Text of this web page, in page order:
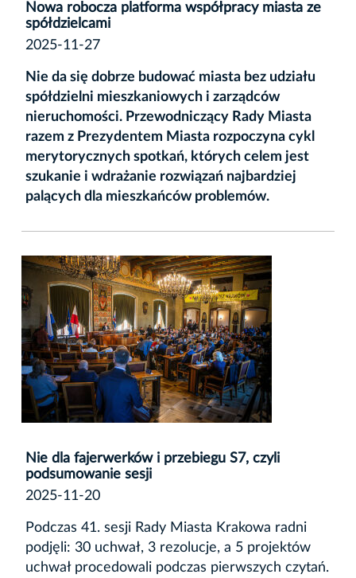
Nowa robocza platforma współpracy miasta ze
spółdzielcami
2025-11-27
Nie da się dobrze budować miasta bez udziału
spółdzielni mieszkaniowych i zarządców
nieruchomości. Przewodniczący Rady Miasta
razem z Prezydentem Miasta rozpoczyna cykl
merytorycznych spotkań, których celem jest
szukanie i wdrażanie rozwiązań najbardziej
palących dla mieszkańców problemów.
Nie dla fajerwerków i przebiegu S7, czyli
podsumowanie sesji
2025-11-20
Podczas 41. sesji Rady Miasta Krakowa radni
podjęli: 30 uchwał, 3 rezolucje, a 5 projektów
uchwał procedowali podczas pierwszych czytań.